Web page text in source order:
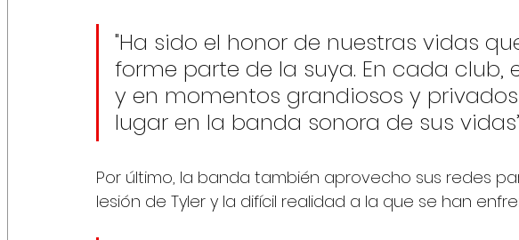
"Ha sido el honor de nuestras vidas
forme parte de la suya. En cada
y en momentos grandiosos y
lugar en la banda sonora de sus
Por último, la banda también aprovecho sus redes
lesión de Tyler y la difícil realidad a la que se han